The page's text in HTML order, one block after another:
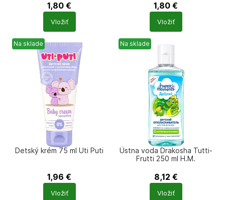
1,80 €
Počet
produktů
Vložiť
1,80 €
Počet
produktů
Vložiť
Na sklade
Detský krém 75 ml Uti Puti
1,96 €
Počet
produktů
Vložiť
Na sklade
Ústna voda Drakosha Tutti-
Frutti 250 ml H.M.
8,12 €
Počet
produktů
Vložiť